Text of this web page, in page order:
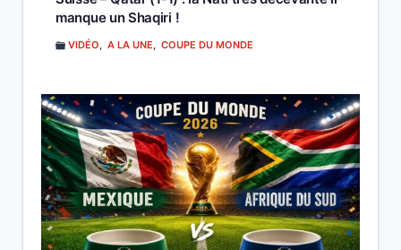
manque un Shaqiri !
VIDÉO, A LA UNE, COUPE DU MONDE